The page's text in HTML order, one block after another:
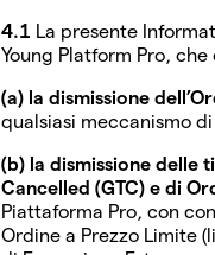
4.1 La presente
Young Platform Pro,
(a) la dismissione
qualsiasi meccanismo
(b) la dismissione delle
Cancelled (GTC) e di
Piattaforma Pro, con
Ordine a Prezzo Limite